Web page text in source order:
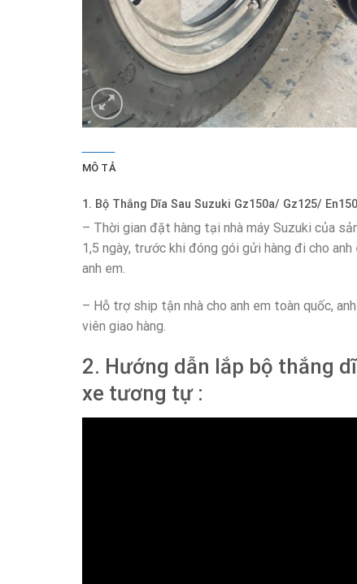
MÔ TẢ
1. Bộ Thắng Dĩa Sau Suzuki Gz150a/ Gz125/
– Thời gian đặt hàng tại nhà máy Suzuki của
1,5 ngày, trước khi đóng gói gửi hàng đi cho
anh em.
– Hỗ trợ ship tận nhà cho anh em toàn quốc,
viên giao hàng.
2. Hướng dẫn lắp bộ thắng
xe tương tự :